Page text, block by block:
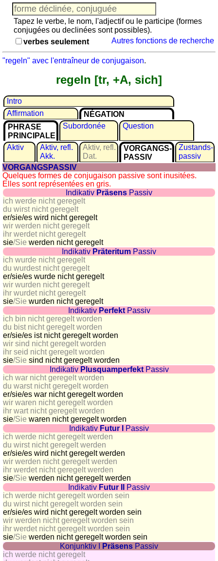
Jeu
avec
des
nombres
de
langues
espagnol
français
italien
latin
portugais
roumain
néerlandais
Utilités
Convertisseurs
d'unités
Plaques
d'immatriculation
Coucher
du
soleil
Balades
à
vélo
Petit
vocabulaire
pour
le
voyage
(pdf)
JEUX
Géographie
Quiz
de
côtes
et
fleuves
Quiz
de
géographie
Quiz
des
pays
Quiz
des
Tapez le verbe, le nom, l'adjectif ou le participe (formes
conjugées ou declinées sont possibles).
verbes seulement
Autres fonctions de recherche
"regeln" avec l'entraîneur de conjugaison.
regeln [tr, +A, sich]
Intro
Affirmation
NÉGATION
PHRASE
PRINCIPALE
Subordonée Question
Aktiv
Aktiv, refl.
Akk.
Aktiv, refl.
Dat.
VORGANGS­
PASSIV
Zustands­
passiv
VORGANGSPASSIV
Quelques formes de conjugaison passive sont inusitées.
Elles sont représentées en gris.
Indikativ Präsens Passiv
ich werde nicht geregelt
du wirst nicht geregelt
er/sie/es wird nicht geregelt
wir werden nicht geregelt
ihr werdet nicht geregelt
sie/Sie werden nicht geregelt
Indikativ Präteritum Passiv
ich wurde nicht geregelt
du wurdest nicht geregelt
er/sie/es wurde nicht geregelt
wir wurden nicht geregelt
ihr wurdet nicht geregelt
sie/Sie wurden nicht geregelt
Indikativ PerfektPassiv
ich bin nicht geregelt worden
du bist nicht geregelt worden
er/sie/es ist nicht geregelt worden
wir sind nicht geregelt worden
ihr seid nicht geregelt worden
sie/Sie sind nicht geregelt worden
Indikativ PlusquamperfektPassiv
ich war nicht geregelt worden
du warst nicht geregelt worden
er/sie/es war nicht geregelt worden
wir waren nicht geregelt worden
ihr wart nicht geregelt worden
sie/Sie waren nicht geregelt worden
Indikativ Futur I
Passiv
ich werde nicht geregelt werden
du wirst nicht geregelt werden
er/sie/es wird nicht geregelt werden
wir werden nicht geregelt werden
ihr werdet nicht geregelt werden
sie/Sie werden nicht geregelt werden
Indikativ Futur II
Passiv
ich werde nicht geregelt worden sein
du wirst nicht geregelt worden sein
er/sie/es wird nicht geregelt worden sein
wir werden nicht geregelt worden sein
ihr werdet nicht geregelt worden sein
sie/Sie werden nicht geregelt worden sein
Konjunktiv I
Präsens Passiv
ich werde nicht geregelt